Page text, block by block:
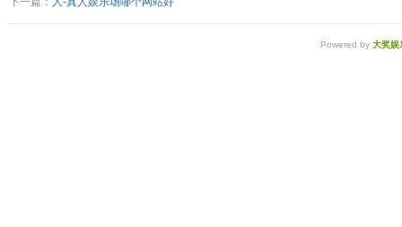
Powered by 大奖娱